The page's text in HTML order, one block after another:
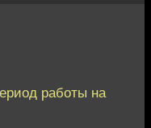
работы на